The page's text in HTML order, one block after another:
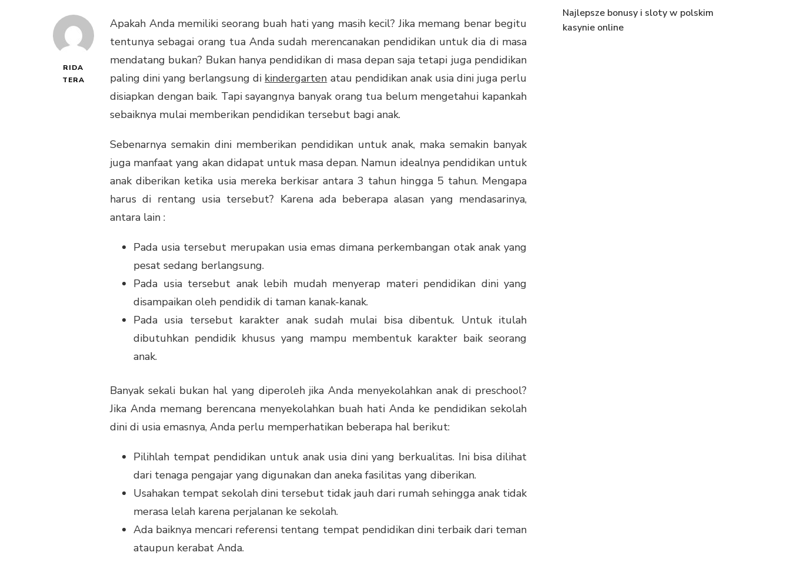
RIDA
TERA
Apakah Anda memiliki seorang buah hati yang masih kecil? Jika memang benar begitu
tentunya sebagai orang tua Anda sudah merencanakan pendidikan untuk dia di masa
mendatang bukan? Bukan hanya pendidikan di masa depan saja tetapi juga pendidikan
paling dini yang berlangsung di kindergarten atau pendidikan anak usia dini juga perlu
disiapkan dengan baik. Tapi sayangnya banyak orang tua belum mengetahui kapankah
sebaiknya mulai memberikan pendidikan tersebut bagi anak.
Sebenarnya semakin dini memberikan pendidikan untuk anak, maka semakin banyak
juga manfaat yang akan didapat untuk masa depan. Namun idealnya pendidikan untuk
anak diberikan ketika usia mereka berkisar antara 3 tahun hingga 5 tahun. Mengapa
harus di rentang usia tersebut? Karena ada beberapa alasan yang mendasarinya,
antara lain :
Pada usia tersebut merupakan usia emas dimana perkembangan otak anak yang
pesat sedang berlangsung.
Pada usia tersebut anak lebih mudah menyerap materi pendidikan dini yang
disampaikan oleh pendidik di taman kanak-kanak.
Pada usia tersebut karakter anak sudah mulai bisa dibentuk. Untuk itulah
dibutuhkan pendidik khusus yang mampu membentuk karakter baik seorang
anak.
Banyak sekali bukan hal yang diperoleh jika Anda menyekolahkan anak di preschool?
Jika Anda memang berencana menyekolahkan buah hati Anda ke pendidikan sekolah
dini di usia emasnya, Anda perlu memperhatikan beberapa hal berikut:
Pilihlah tempat pendidikan untuk anak usia dini yang berkualitas. Ini bisa dilihat
dari tenaga pengajar yang digunakan dan aneka fasilitas yang diberikan.
Usahakan tempat sekolah dini tersebut tidak jauh dari rumah sehingga anak tidak
merasa lelah karena perjalanan ke sekolah.
Ada baiknya mencari referensi tentang tempat pendidikan dini terbaik dari teman
ataupun kerabat Anda.
Najlepsze bonusy i sloty w polskim
kasynie online